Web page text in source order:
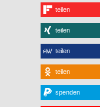
teilen
teilen
teilen
teilen
spenden